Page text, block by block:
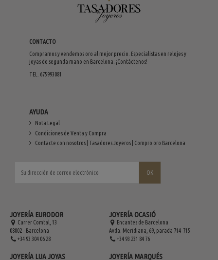
CONTACTO
Compramos y vendemos oro al mejor precio. Especialistas en relojes y
joyas de segunda mano en Barcelona. ¡Contáctenos!
TEL. 675993081
AYUDA
Nota Legal
Condiciones de Venta y Compra
Contacte con nosotros | Tasadores Joyeros | Compro oro Barcelona
JOYERÍA EURODOR
Carrer Comtal, 13
08002 - Barcelona
+34 93 304 06 28
JOYERÍA LUA JOYAS
JOYERÍA OCASIÓ
Encantes de Barcelona
Avda. Meridiana, 69, parada 714-715
+34 93 231 84 76
JOYERÍA MARQUÉS